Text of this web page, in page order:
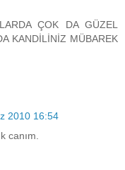
ÇOK DA GÜZEL
KANDİLİNİZ MÜBAREK
2010 16:54
canım.